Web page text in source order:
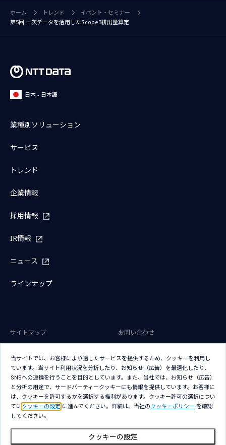
ホーム トレンド
イベント・セミナー
第5回 一次データを活用したScope3排出量算定
日本 - 日本語
業種別ソリューション
サービス
トレンド
企業情報
採用情報
IR情報
ニュース
ラインナップ
サイトマップ
お問い合わせ
アクセシビリティポリシー
クッキー（Cookie）ポリシー
クッキー（Cookie）プリファレン
ス
当サイトでは、お客様により適したサービスを提供するため、クッキーを利用し
ています。当サイト利用状況を分析したり、お知らせ（広告）を最適化したり、
SNSへの連携を行うことを目的としています。また、当社では、お知らせ（広告）
と分析の用途で、サードパーティークッキーにも情報を提供しています。お客様に
は、クッキーを許可するかを選択する権利があります。クッキー許可の選択につい
ては クッキーの設定 に進んでください。詳細は、当社のクッキーポリシー を確認
してください。
クッキーの設定